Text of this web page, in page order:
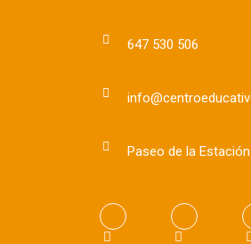
647 530 506
Paseo de la